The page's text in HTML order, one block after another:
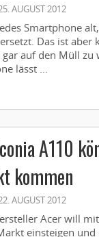
AUGUST 2012
Smartphone
Das ist aber
auf den Müll
lässt ...
A110
kommen
AUGUST 2012
Acer will
einsteigen